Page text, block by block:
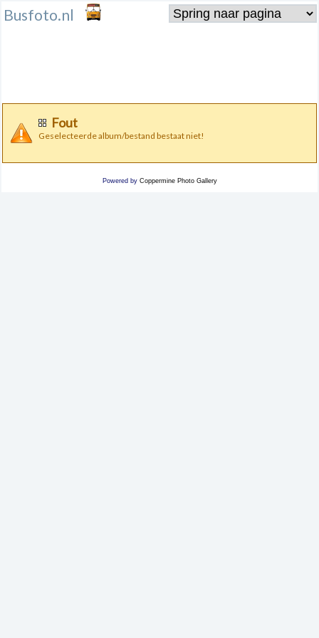
Busfoto.nl
Fout
Geselecteerde album/bestand bestaat niet!
Powered by Coppermine Photo Gallery